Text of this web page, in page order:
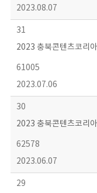
2023.08.07
31
2023 충북콘텐츠코리
61005
2023.07.06
30
2023 충북콘텐츠코리
62578
2023.06.07
29